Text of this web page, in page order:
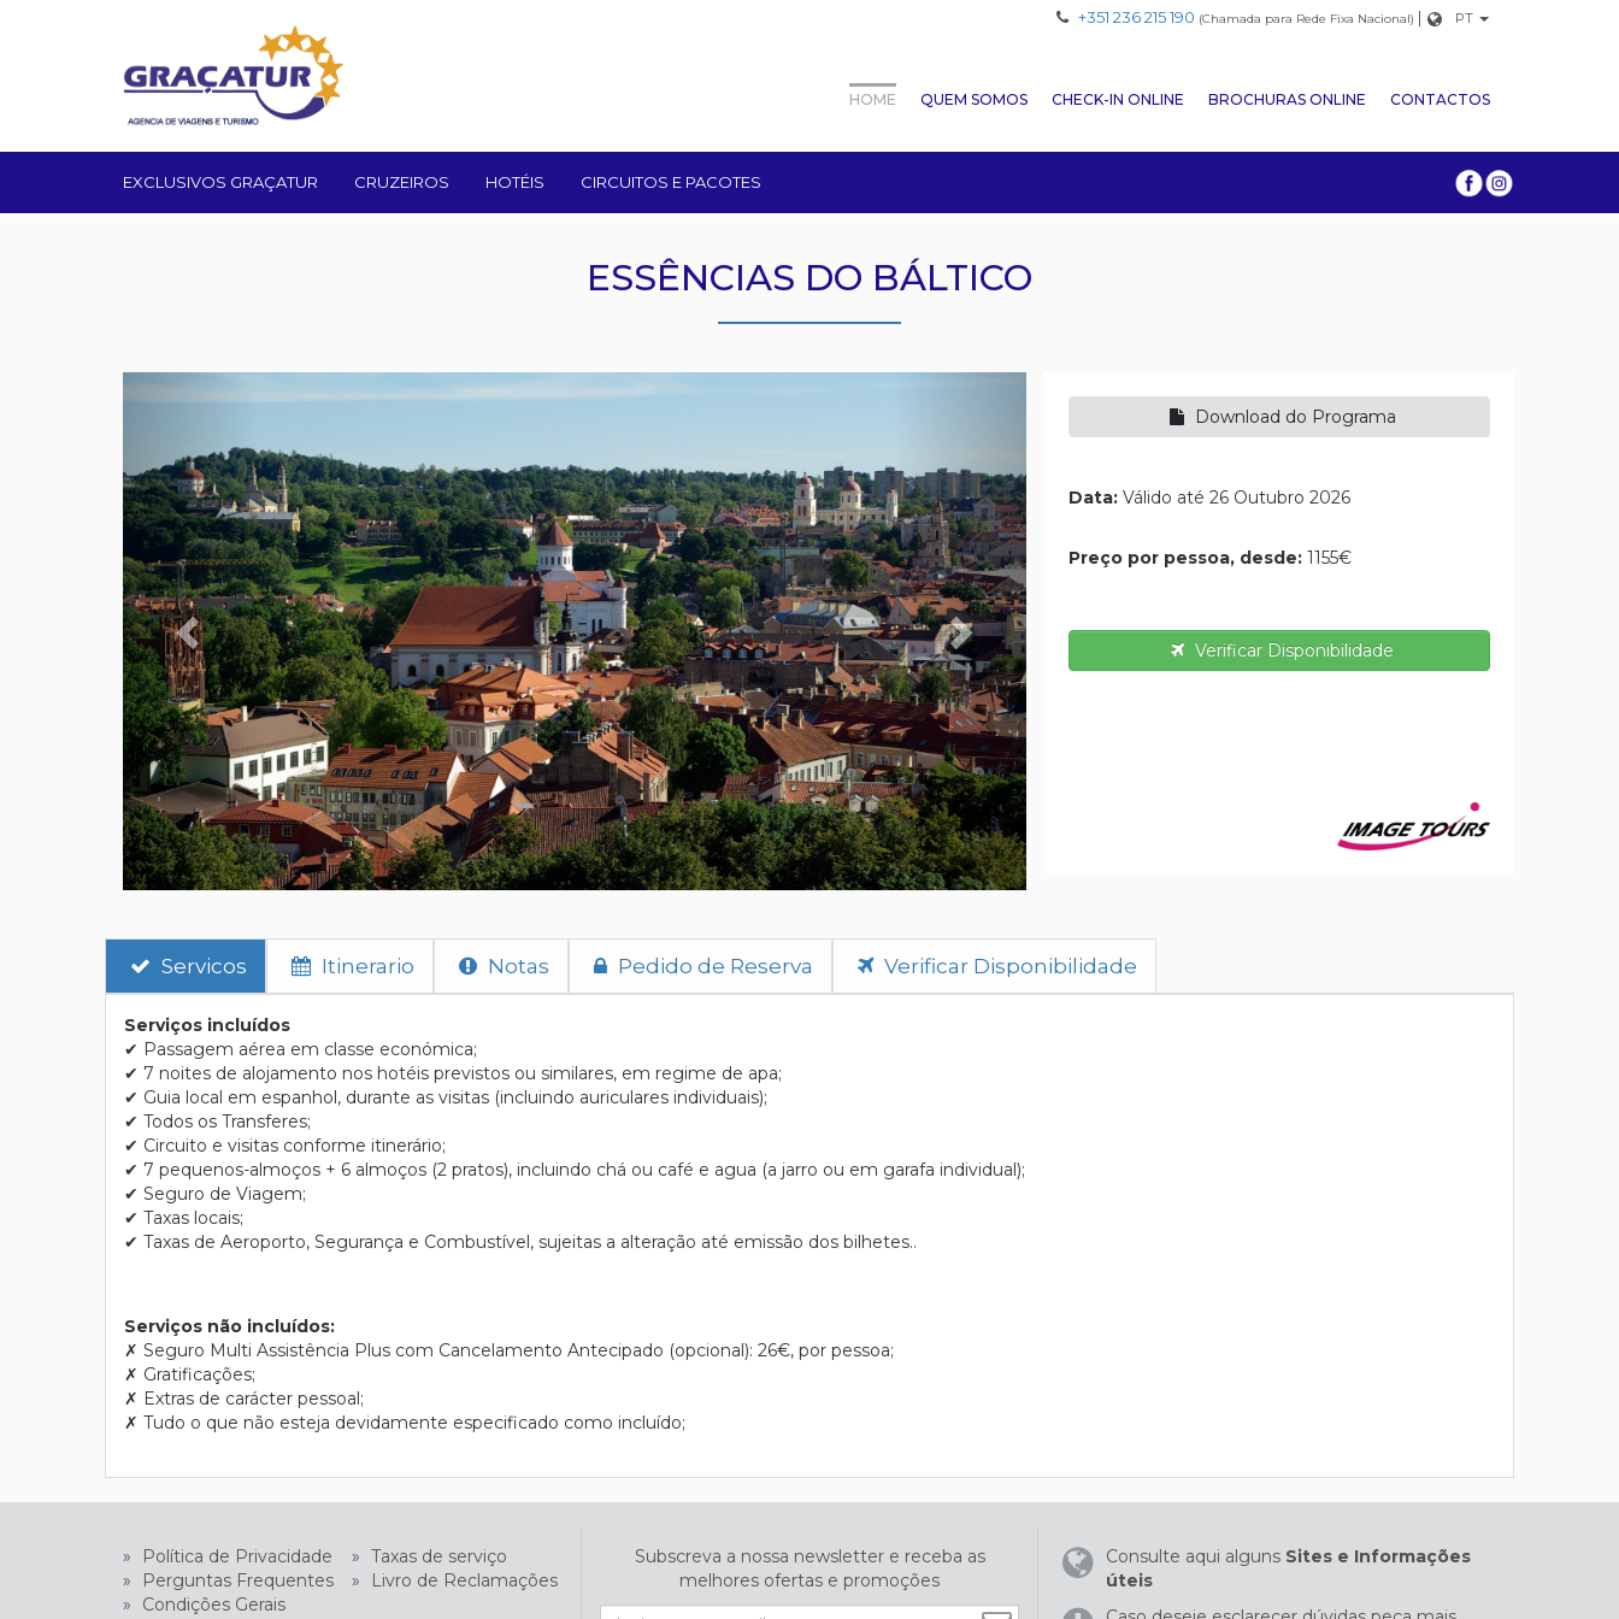
+351 236 215 190 (Chamada para Rede Fixa Nacional) | PT
HOME QUEM SOMOS CHECK-IN ONLINE BROCHURAS ONLINE CONTACTOS
EXCLUSIVOS GRAÇATUR CRUZEIROS HOTÉIS CIRCUITOS E PACOTES
ESSÊNCIAS DO BÁLTICO
Previous
Download do Programa
Data: Válido até 26 Outubro 2026
Preço por pessoa, desde: 1155€
Verificar Disponibilidade
Servicos Itinerario Notas Pedido de Reserva Verificar Disponibilidade
Serviços incluídos
✔ Passagem aérea em classe económica;
✔ 7 noites de alojamento nos hotéis previstos ou similares, em regime de apa;
✔ Guia local em espanhol, durante as visitas (incluindo auriculares individuais);
✔ Todos os Transferes;
✔ Circuito e visitas conforme itinerário;
✔ 7 pequenos-almoços + 6 almoços (2 pratos), incluindo chá ou café e agua (a jarro ou em garafa individual);
✔ Seguro de Viagem;
✔ Taxas locais;
✔ Taxas de Aeroporto, Segurança e Combustível, sujeitas a alteração até emissão dos bilhetes..
Serviços não incluídos:
✗ Seguro Multi Assistência Plus com Cancelamento Antecipado (opcional): 26€, por pessoa;
✗ Gratificações;
✗ Extras de carácter pessoal;
✗ Tudo o que não esteja devidamente especificado como incluído;
» Política de Privacidade » Taxas de serviço
»
Perguntas Frequentes »
Livro de Reclamações
»
Condições Gerais
Subscreva a nossa newsletter e receba as
melhores ofertas e promoções
Consulte aqui alguns Sites e Informações
úteis